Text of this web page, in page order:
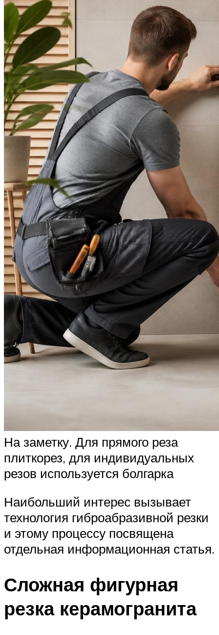
На заметку. Для прямого реза
плиткорез, для индивидуальных
резов используется болгарка
Наибольший интерес вызывает
технология гиброабразивной резки
и этому процессу посвящена
отдельная информационная статья.
Сложная фигурная
резка керамогранита